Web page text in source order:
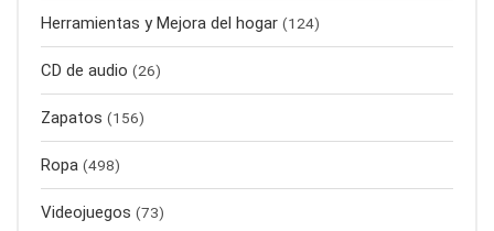
Herramientas y Mejora del hogar (124)
CD de audio (26)
Zapatos (156)
Ropa (498)
Videojuegos (73)